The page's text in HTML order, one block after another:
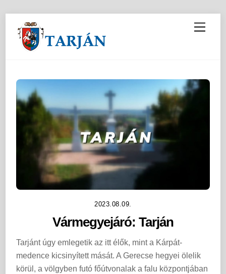
M
e
2023.08.09.
Vármegyejáró: Tarján
Tarjánt úgy emlegetik az itt élők, mint a Kárpát-
medence kicsinyített mását. A Gerecse hegyei ölelik
körül, a völgyben futó főútvonalak a falu központjában